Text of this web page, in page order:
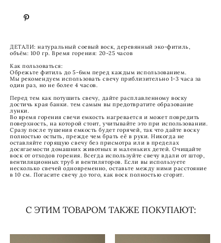
ДЕТАЛИ: натуральный соевый воск, деревянный эко-фитиль,
объём: 100 гр. Время горения: 20-25 часов
Как пользоваться:
Обрежьте фитиль до 5-6мм перед каждым использованием.
Мы рекомендуем использовать свечу приблизительно 1-3 часа за
один раз, но не более 4 часов.
Перед тем как потушить свечу, дайте расплавленному воску
достичь края банки. тем самым вы предотвратите образование
лунки.
Во время горения свечи емкость нагревается и может повредить
поверхность, на которой стоит, учитывайте это при использовании.
Сразу после тушения емкость будет горячей, так что дайте воску
полностью остыть, прежде чем брать её в руки. Никогда не
оставляйте горящую свечу без присмотра или в пределах
досягаемости домашних животных и маленьких детей. Очищайте
воск от отходов горения. Всегда используйте свечу вдали от штор,
вентиляционных труб и вентиляторов. Если вы используете
несколько свечей одновременно, оставьте между ними расстояние
в 10 см. Погасите свечу до того, как воск полностью сгорит.
С ЭТИМ ТОВАРОМ ТАКЖЕ ПОКУПАЮТ: